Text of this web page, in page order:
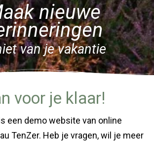
nieuwe
van je vakantie
voor je klaar!
een demo website van online
TenZer. Heb je vragen, wil je meer